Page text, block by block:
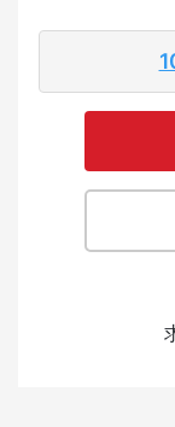
少ない
英語または母国